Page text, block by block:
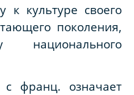
к культуре своего
поколения,
франц. означает